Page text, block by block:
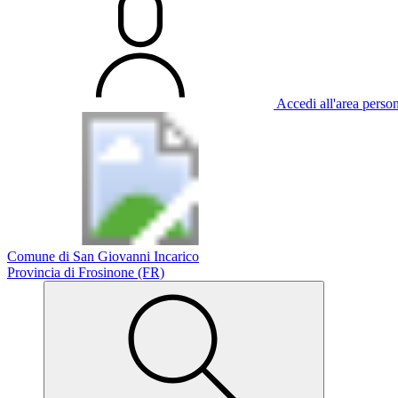
Accedi all'area
Comune di San Giovanni Incarico
Provincia di Frosinone (FR)